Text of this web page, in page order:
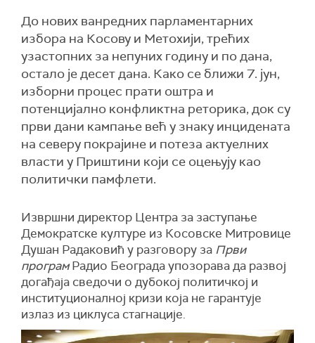
До нових ванредних парламентарних
избора на Косову и Метохији, трећих
узастопних за непуних годину и по дана,
остало је десет дана. Како се ближи 7. јун,
изборни процес прати оштра и
потенцијално конфликтна реторика, док су
први дани кампање већ у знаку инцидената
на северу покрајине и потеза актуелних
власти у Приштини који се оцењују као
политички памфлети.
Извршни директор Центра за заступање
Демократске културе из Косовске Митровице
Душан Радаковић у разговору за Први
програмРадио Београда упозорава да развој
догађаја сведочи о дубокој политичкој и
институционалној кризи која не гарантује
излаз из циклуса стагнације.